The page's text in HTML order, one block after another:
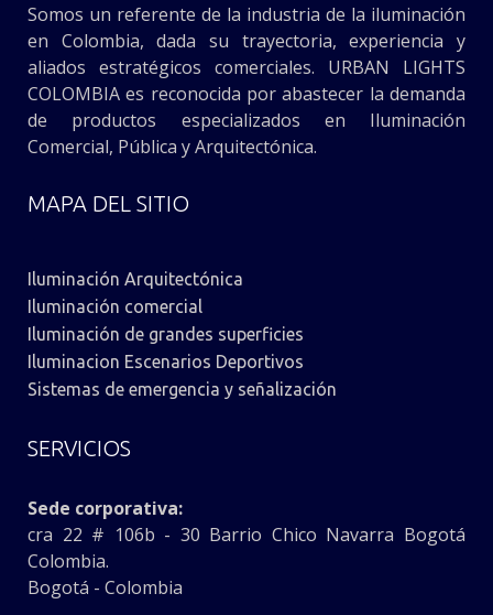
Somos un referente de la industria de la iluminación
en Colombia, dada su trayectoria, experiencia y
aliados estratégicos comerciales. URBAN LIGHTS
COLOMBIA es reconocida por abastecer la demanda
de productos especializados en Iluminación
Comercial, Pública y Arquitectónica.
MAPA DEL SITIO
Iluminación Arquitectónica
Iluminación comercial
Iluminación de grandes superficies
Iluminacion Escenarios Deportivos
Sistemas de emergencia y señalización
SERVICIOS
Sede corporativa:
cra 22 # 106b - 30 Barrio Chico Navarra Bogotá
Colombia.
Bogotá - Colombia